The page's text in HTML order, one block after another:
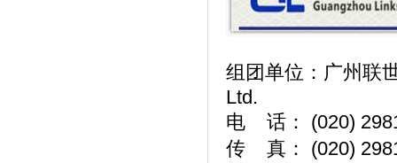
组团单位：广州联
Ltd.
电 话： (020)
传 真： (020)